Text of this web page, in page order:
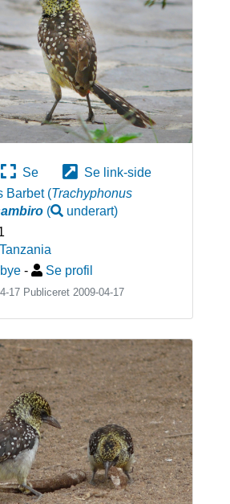
Se
Se link-side
Barbet (Trachyphonus
( underart)
Tanzania
- Se profil
17 Publiceret 2009-04-17